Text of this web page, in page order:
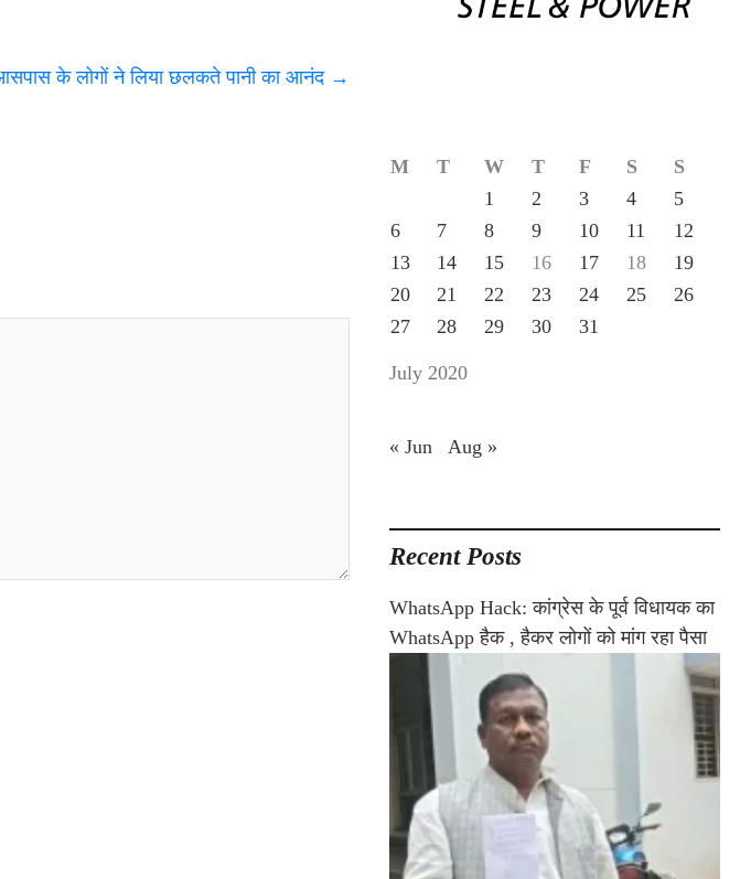
के लोगों ने लिया छलकते पानी का आनंद →
July 2020
M T W T F S
S
1
2 3 4
5
6
7 8 9 10 11
12
13
14 15 16 17 18
19
20
21 22 23 24 25
26
27
28 29 30 31
« Jun Aug »
Recent Posts
WhatsApp Hack: कांग्रेस के पूर्व विधायक का
WhatsApp हैक , हैकर लोगों को मांग रहा पैसा